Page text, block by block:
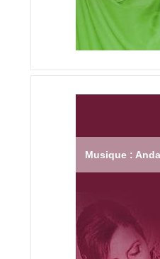
Musique :